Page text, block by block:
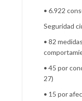
• 6.922
Seguridad
• 82
• 45 por
27)
• 15 por